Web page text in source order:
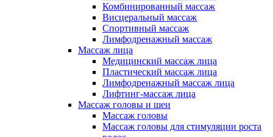
Комбинированный массаж
Висцеральный массаж
Спортивный массаж
Лимфодренажный массаж
Массаж лица
Медицинский массаж лица
Пластический массаж лица
Лимфодренажный массаж лица
Лифтинг-массаж лица
Массаж головы и шеи
Массаж головы
Массаж головы для стимуляции роста